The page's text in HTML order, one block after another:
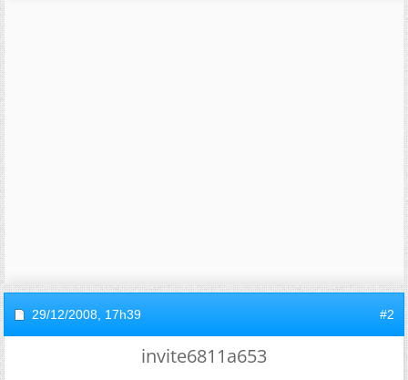
29/12/2008, 17h39 #2
invite6811a653